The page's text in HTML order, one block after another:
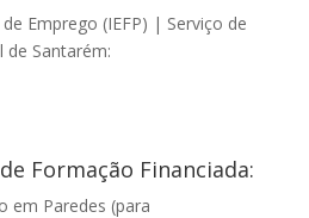
Emprego (IEFP) | Serviço de
de Santarém:
Formação Financiada:
em Paredes (para